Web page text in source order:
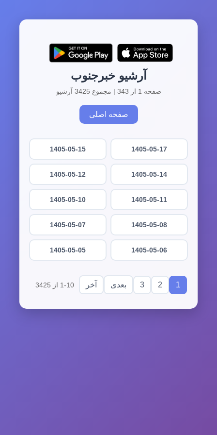
آرشیو خبرجنوب
صفحه 1 از 343 | مجموع 3425 آرشیو
صفحه اصلی
1405-05-17
1405-05-15
1405-05-14
1405-05-12
1405-05-11
1405-05-10
1405-05-08
1405-05-07
1405-05-06
1405-05-05
1
2
3 بعدی آخر 1-10 از 3425